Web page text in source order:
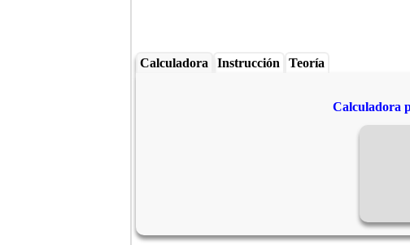
Calculadora Instrucción Teoría
Calculadora